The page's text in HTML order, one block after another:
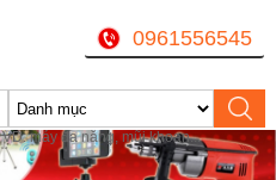
máy đa năng, mũi khoan...
0961556545